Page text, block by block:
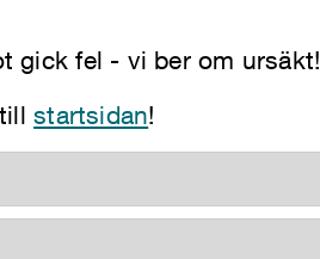
gick fel - vi ber om ursäkt!
tillstartsidan!